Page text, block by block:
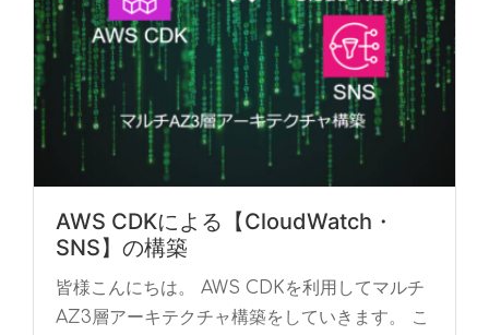
AWS CDKによる【CloudWatch・
SNS】の構築
皆様こんにちは。 AWS CDKを利用してマルチ
AZ3層アーキテクチャ構築をしていきます。 こ